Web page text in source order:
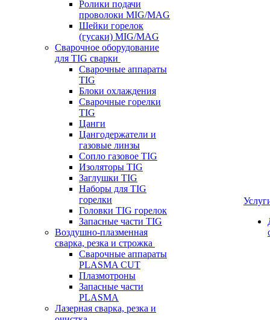
Ролики подачи
проволоки MIG/MAG
Шейки горелок
(гусаки) MIG/MAG
Сварочное оборудование
для TIG сварки
Сварочные аппараты
TIG
Блоки охлаждения
Сварочные горелки
TIG
Цанги
Цангодержатели и
газовые линзы
Сопло газовое TIG
Изоляторы TIG
Заглушки TIG
Наборы для TIG
горелки
Головки TIG горелок
Запасные части TIG
Воздушно-плазменная
сварка, резка и строжка
Сварочные аппараты
PLASMA CUT
Плазмотроны
Запасные части
PLASMA
Лазерная сварка, резка и